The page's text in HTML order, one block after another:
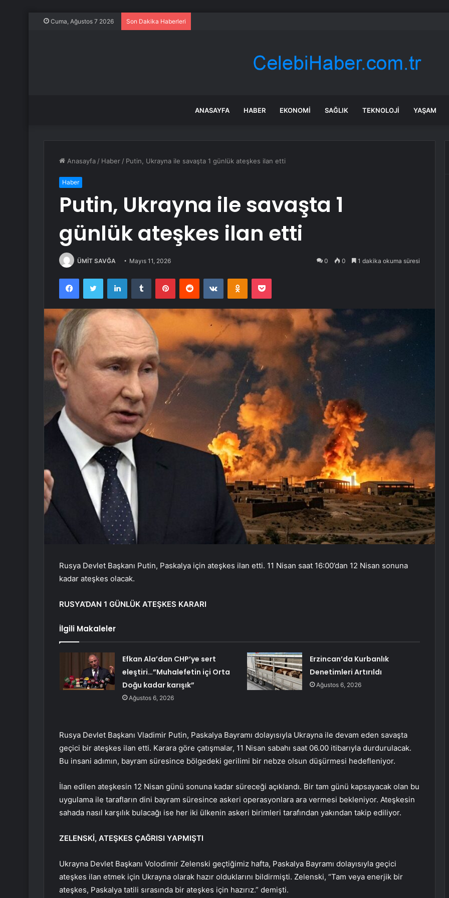
Cuma, Ağustos 7 2026 Son Dakika Haberleri
ANASAYFA HABER EKONOMI SAĞLIK TEKNOLOJI YAŞAM
Anasayfa / Haber / Putin, Ukrayna ile savaşta 1 günlük ateşkes ilan etti
Haber
Putin, Ukrayna ile savaşta 1
günlük ateşkes ilan etti
ÜMİT SAVĞA Mayıs 11, 2026 0 0 1 dakika okuma süresi
FacebookTwitter LinkedInTumblr PinterestReddit VKontakteOdnoklassniki
Pocket
Rusya Devlet Başkanı Putin, Paskalya için ateşkes ilan etti. 11 Nisan saat 16:00’dan 12 Nisan sonuna
kadar ateşkes olacak.
RUSYA’DAN 1 GÜNLÜK ATEŞKES KARARI
İlgili Makaleler
Efkan Ala’dan CHP’ye sert
eleştiri…”Muhalefetin içi Orta
Doğu kadar karışık”
Ağustos 6, 2026
Erzincan’da Kurbanlık
Denetimleri Artırıldı
Ağustos 6, 2026
Rusya Devlet Başkanı Vladimir Putin, Paskalya Bayramı dolayısıyla Ukrayna ile devam eden savaşta
geçici bir ateşkes ilan etti. Karara göre çatışmalar, 11 Nisan sabahı saat 06.00 itibarıyla durdurulacak.
Bu insani adımın, bayram süresince bölgedeki gerilimi bir nebze olsun düşürmesi hedefleniyor.
İlan edilen ateşkesin 12 Nisan günü sonuna kadar süreceği açıklandı. Bir tam günü kapsayacak olan bu
uygulama ile tarafların dini bayram süresince askeri operasyonlara ara vermesi bekleniyor. Ateşkesin
sahada nasıl karşılık bulacağı ise her iki ülkenin askeri birimleri tarafından yakından takip ediliyor.
ZELENSKİ, ATEŞKES ÇAĞRISI YAPMIŞTI
Ukrayna Devlet Başkanı Volodimir Zelenski geçtiğimiz hafta, Paskalya Bayramı dolayısıyla geçici
ateşkes ilan etmek için Ukrayna olarak hazır olduklarını bildirmişti. Zelenski, “Tam veya enerjik bir
ateşkes, Paskalya tatili sırasında bir ateşkes için hazırız.” demişti.